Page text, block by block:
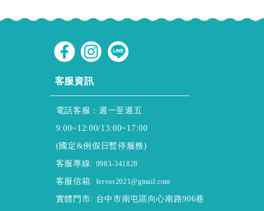
客服資訊
電話客服：週一至週五
9:00~12:00/13:00~17:00
(國定&例假日暫停服務)
客服專線: 0983-341828
客服信箱: fervor2021@gmail.com
實體門市: 台中市南屯區向心南路906巷